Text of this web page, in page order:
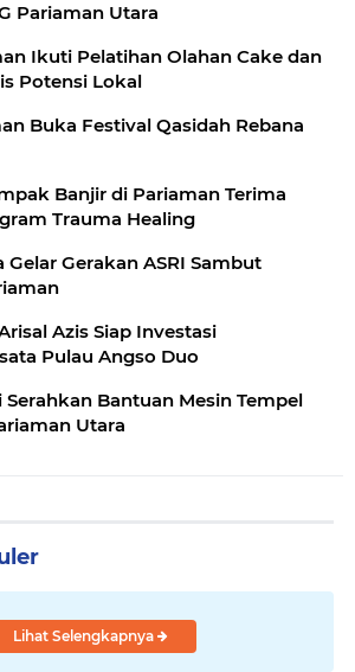
Pariaman Utara
Ikuti Pelatihan Olahan Cake dan
Potensi Lokal
Buka Festival Qasidah Rebana
Banjir di Pariaman Terima
Trauma Healing
Gerakan ASRI Sambut
Azis Siap Investasi
Pulau Angso Duo
Bantuan Mesin Tempel
Utara
Lihat Selengkapnya